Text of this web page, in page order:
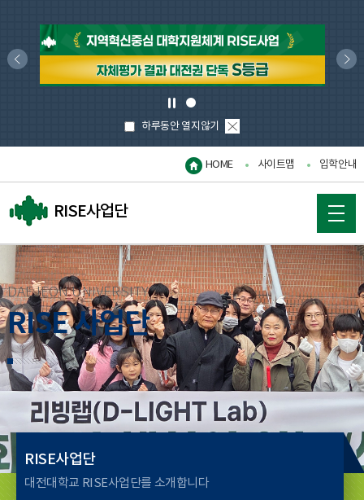
이
다
정
지
하루동안 열지않기
팝
기
RISE사업단
HOME 사이트맵 입학안내
DAEJEON UNIVERSITY
RISE 사업단
RISE사업단
대전대학교 RISE사업단를 소개합니다